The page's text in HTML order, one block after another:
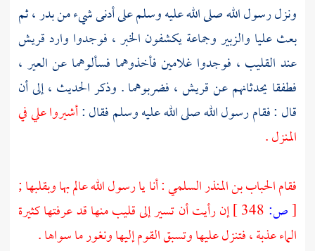
ونزل رسول الله صلى الله عليه وسلم على أدنى شيء منبدر ،ثم
بعث عليا والزبيروجماعة يكشفون الخبر ، فوجدوا واردقريش
عند القليب ، فوجدوا غلامين فأخذوهما فسألوهما عن العير ،
فطفقا يحدثانهم عنقريش ، فضربوهما . وذكر الحديث ، إلى أن
قال : فقام رسول الله صلى الله عليه وسلم فقال :أشيروا علي في
المنزل .
فقامالحباب بن المنذر السلمي: أنا يا رسول الله عالم بها وبقلبها ;
[ص:
إن رأيت أن تسير إلى قليب منها قد عرفتها كثيرة
الماء عذبة ، فتنزل عليها وتسبق القوم إليها ونغور ما سواها .